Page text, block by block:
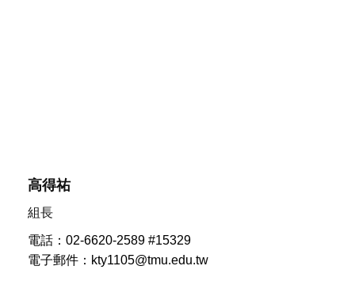
高得祐
組長
電話：02-6620-2589 #15329
電子郵件：kty1105@tmu.edu.tw